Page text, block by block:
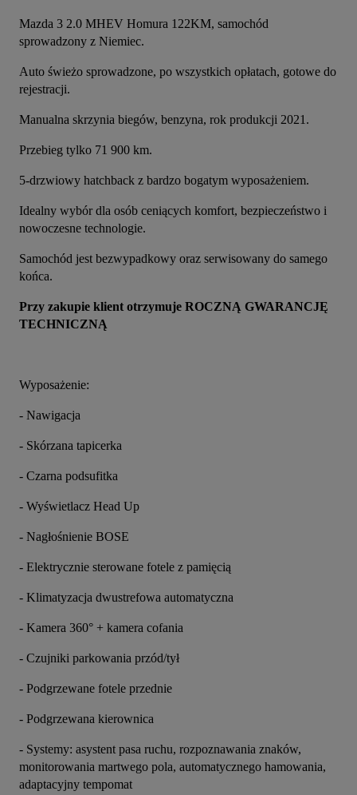
Mazda 3 2.0 MHEV Homura 122KM, samochód
sprowadzony z Niemiec.
Auto świeżo sprowadzone, po wszystkich opłatach, gotowe do
rejestracji.
Manualna skrzynia biegów, benzyna, rok produkcji 2021.
Przebieg tylko 71 900 km.
5-drzwiowy hatchback z bardzo bogatym wyposażeniem.
Idealny wybór dla osób ceniących komfort, bezpieczeństwo i
nowoczesne technologie.
Samochód jest bezwypadkowy oraz serwisowany do samego
końca.
Przy zakupie klient otrzymuje ROCZNĄ GWARANCJĘ
TECHNICZNĄ
Wyposażenie:
- Nawigacja
- Skórzana tapicerka
- Czarna podsufitka
- Wyświetlacz Head Up
- Nagłośnienie BOSE
- Elektrycznie sterowane fotele z pamięcią
- Klimatyzacja dwustrefowa automatyczna
- Kamera 360° + kamera cofania
- Czujniki parkowania przód/tył
- Podgrzewane fotele przednie
- Podgrzewana kierownica
- Systemy: asystent pasa ruchu, rozpoznawania znaków,
monitorowania martwego pola, automatycznego hamowania,
adaptacyjny tempomat